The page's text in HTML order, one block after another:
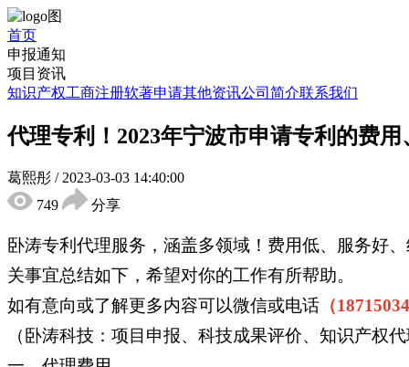
首页
申报通知
项目资讯
知识产权工商注册软著申请其他资讯公司简介联系我们
代理专利！2023年宁波市申请专利的费
葛熙彤 / 2023-03-03 14:40:00
749
分享
卧涛专利代理服务，涵盖多领域！费用低、服务好
关事宜总结如下，希望对你的工作有所帮助。
如有意向或了解更多内容可以微信或电话 （
（卧涛科技：项目申报、科技成果评价、知识产权